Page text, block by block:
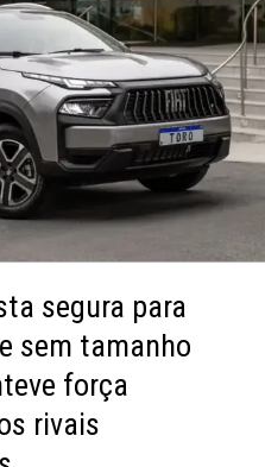
segura para
sem tamanho
força
rivais